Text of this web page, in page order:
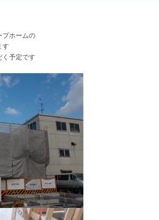
プホームの
す
く予定です